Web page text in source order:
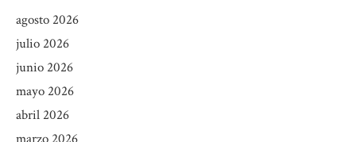
agosto 2026
julio 2026
junio 2026
mayo 2026
abril 2026